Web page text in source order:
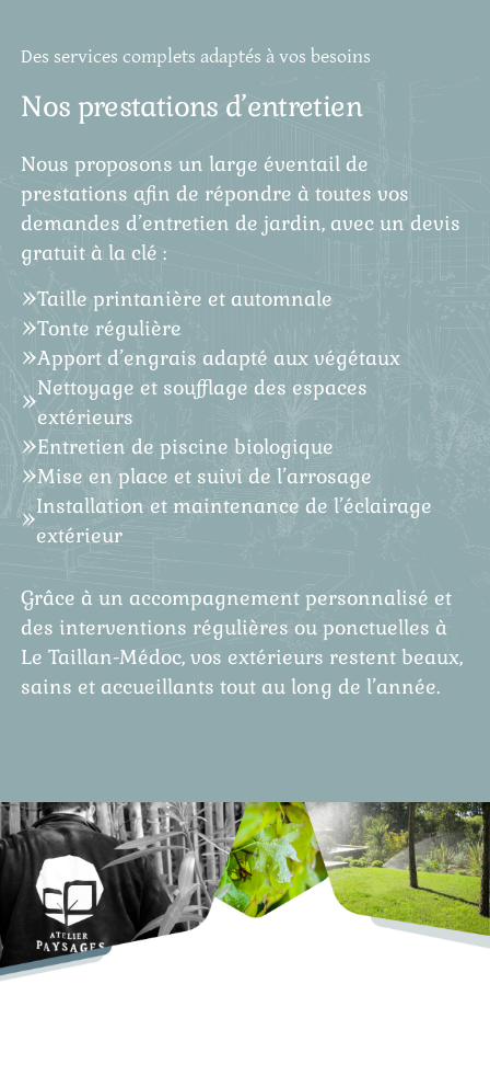
Des services complets adaptés à vos besoins
Nos prestations d’entretien
Nous proposons un large éventail de
prestations afin de répondre à toutes vos
demandes d’entretien de jardin, avec un devis
gratuit à la clé :
Taille printanière et automnale
Tonte régulière
Apport d’engrais adapté aux végétaux
Nettoyage et soufflage des espaces
extérieurs
Entretien de piscine biologique
Mise en place et suivi de l’arrosage
Installation et maintenance de l’éclairage
extérieur
Grâce à un accompagnement personnalisé et
des interventions régulières ou ponctuelles à
Le Taillan-Médoc, vos extérieurs restent beaux,
sains et accueillants tout au long de l’année.